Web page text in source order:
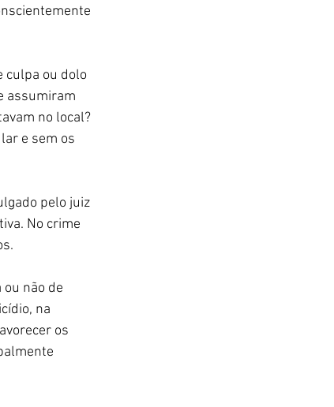
culpa ou dolo
assumiram
no local?
e sem os
pelo juiz
No crime
não de
na
os